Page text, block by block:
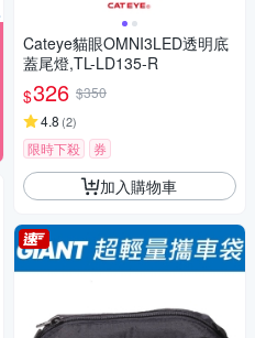
Cateye貓眼OMNI3LED透明底
蓋尾燈,TL-LD135-R
$326 $350
4.8 (2)
限時下殺 券
加入購物車